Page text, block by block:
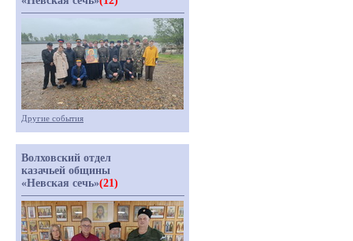
Другие события
Волховский отдел
казачьей общины
«Невская сечь»(21)